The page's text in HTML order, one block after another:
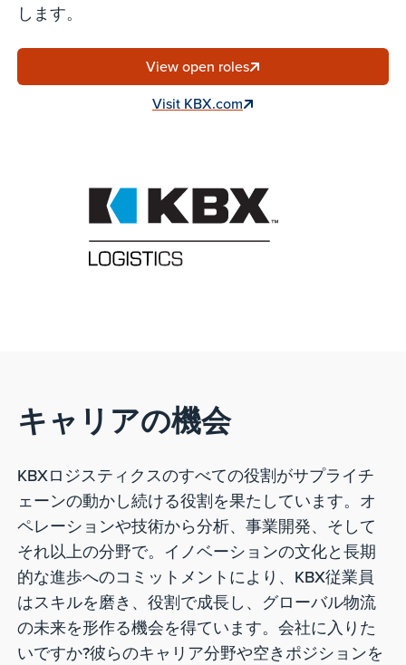
します。
View open roles
Visit KBX.com
キャリアの機会
KBXロジスティクスのすべての役割がサプライチ
ェーンの動かし続ける役割を果たしています。オ
ペレーションや技術から分析、事業開発、そして
それ以上の分野で。イノベーションの文化と長期
的な進歩へのコミットメントにより、KBX従業員
はスキルを磨き、役割で成長し、グローバル物流
の未来を形作る機会を得ています。会社に入りた
いですか?彼らのキャリア分野や空きポジションを